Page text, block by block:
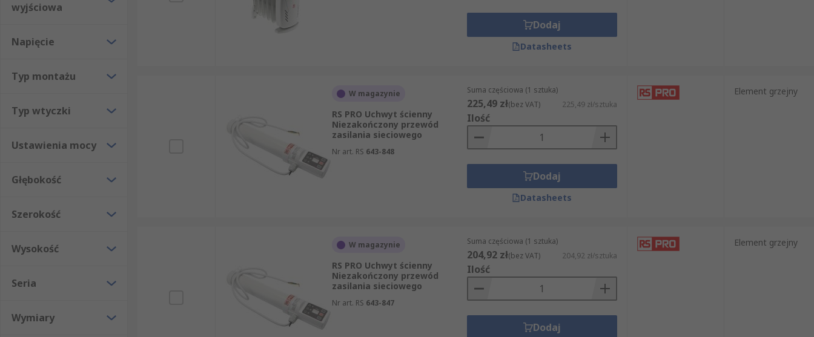
wyjściowa
Napięcie
Typ montażu
Typ wtyczki
Ustawienia mocy
Głębokość
Szerokość
Wysokość
Seria
Wymiary
Dodaj
Datasheets
W magazynie
RS PRO Uchwyt ścienny
Niezakończony przewód
zasilania sieciowego
Nr art. RS 643-848
Suma częściowa (1 sztuka)
225,49 zł(bez VAT) 225,49 zł/sztuka
Ilość
Dodaj
Datasheets
Element grzejny
W magazynie
RS PRO Uchwyt ścienny
Niezakończony przewód
zasilania sieciowego
Nr art. RS 643-847
Suma częściowa (1 sztuka)
204,92 zł(bez VAT) 204,92 zł/sztuka
Ilość
Dodaj
Element grzejny